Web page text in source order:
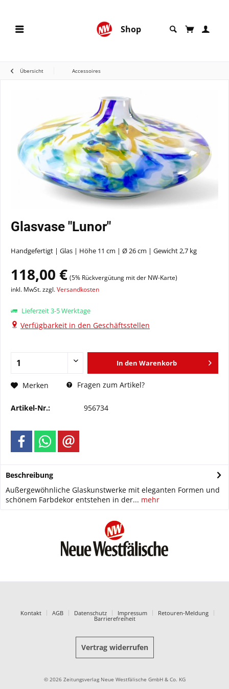
Shop
Übersicht Accessoires
Glasvase "Lunor"
Handgefertigt | Glas | Höhe 11 cm | Ø 26 cm | Gewicht 2,7 kg
118,00 € (5% Rückvergütung mit der NW-Karte)
inkl. MwSt. zzgl.Versandkosten
Lieferzeit 3-5 Werktage
Verfügbarkeit in den Geschäftsstellen
In den Warenkorb
Merken Fragen zum Artikel?
Artikel-Nr.: 956734
Beschreibung
Außergewöhnliche Glaskunstwerke mit eleganten Formen und
schönem Farbdekor entstehen in der... mehr
Kontakt AGB Datenschutz Impressum Retouren-Meldung
Barrierefreiheit
Vertrag widerrufen
© 2026 Zeitungsverlag Neue Westfälische GmbH & Co. KG